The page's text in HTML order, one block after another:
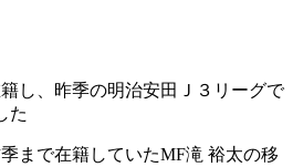
し、昨季の明治安田Ｊ３リーグで
た
まで在籍していたMF滝 裕太の移